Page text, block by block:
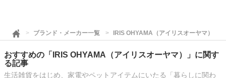
ブランド・メーカー一覧 IRIS OHYAMA（アイリスオーヤマ）
おすすめの「IRIS OHYAMA（アイリスオーヤマ）」に関す
る記事
生活雑貨をはじめ、家電やペットアイテムにいたる「暮らしに関わ